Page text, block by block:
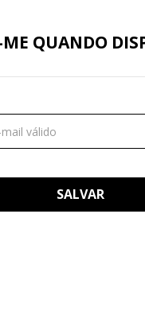
QUANDO
SALVAR